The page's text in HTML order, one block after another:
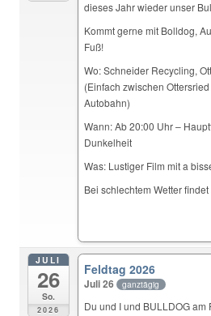
dieses Jahr wieder unser
Kommt gerne mit Bolldog,
Fuß!
Wo: Schneider Recycling,
(Einfach zwischen
Autobahn)
Wann: Ab 20:00 Uhr –
Dunkelheit
Was: Lustiger Film mit a
Bei schlechtem Wetter
JULI
26
So.
2026
Feldtag 2026
Juli 26 ganztägig
Du und I und BULLDOG am